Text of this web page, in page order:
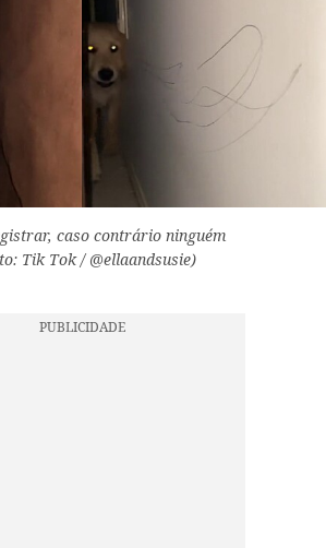
caso contrário ninguém
Tik Tok / @ellaandsusie)